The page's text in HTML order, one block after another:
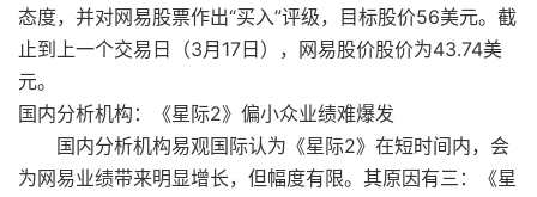
态度，并对网易股票作出“买入”评级，目标股价56美元。截
止到上一个交易日（3月17日），网易股价股价为43.74美
元。
国内分析机构：《星际2》偏小众业绩难爆发
国内分析机构易观国际认为《星际2》在短时间内，会
为网易业绩带来明显增长，但幅度有限。其原因有三：《星